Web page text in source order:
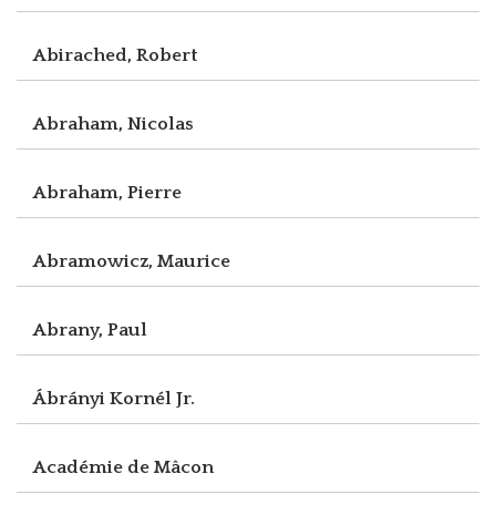
Abirached, Robert
Abraham, Nicolas
Abraham, Pierre
Abramowicz, Maurice
Abrany, Paul
Ábrányi Kornél Jr.
Académie de Mâcon